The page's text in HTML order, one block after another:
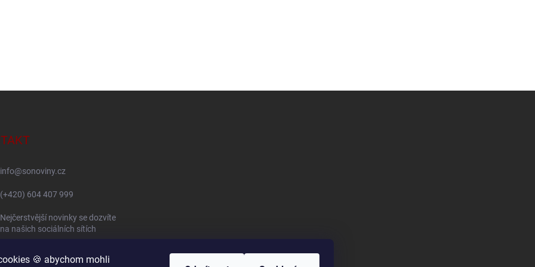
🍪 abychom mohli
info@sonoviny.cz
(+420) 604 407 999
Nejčerstvější novinky se dozvíte
na našich sociálních sítích